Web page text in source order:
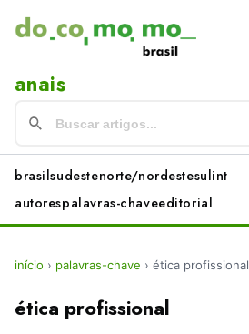
anais
brasilsudestenorte/nordestesulint
autorespalavras-chaveeditorial
início › palavras-chave › ética profissional
ética profissional